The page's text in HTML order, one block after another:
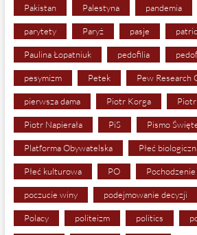
Pakistan Palestyna pandemia
parytety Paryż pasje
Paulina Łopatniuk pedofilia
pesymizm Petek Pew Research
pierwsza dama Piotr Korga
Piotr Napierała PiS Pismo
Platforma Obywatelska Płeć
Płeć kulturowa PO
poczucie winy podejmowanie decyzji
Polacy politeizm politics